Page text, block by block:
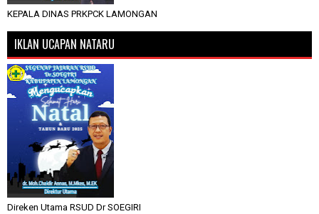
KEPALA DINAS PRKPCK LAMONGAN
IKLAN UCAPAN NATARU
Direken Utama RSUD Dr SOEGIRI